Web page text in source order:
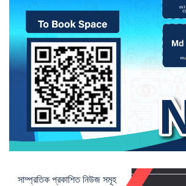
সাম্প্রতিক প্রকাশিত নিউজ সমূহ